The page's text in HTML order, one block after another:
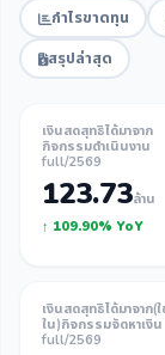
กำไรขาดทุน
สรุปล่าสุด
เงินสดสุทธิได้มาจาก
กิจกรรมดำเนินงาน
full/2569
123.73ล้าน
↑ 109.90% YoY
เงินสดสุทธิได้มาจาก(ใ
ใน)กิจกรรมจัดหาเงิน
full/2569